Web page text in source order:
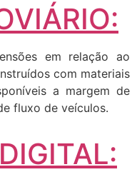
em relação ao
com materiais
a margem de
fluxo de veículos.